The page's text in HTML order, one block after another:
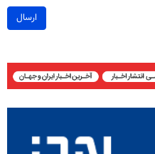
ارسال